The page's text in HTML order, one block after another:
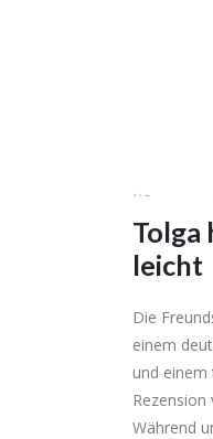
Tolga
leicht
Die
einem
und einem
Während